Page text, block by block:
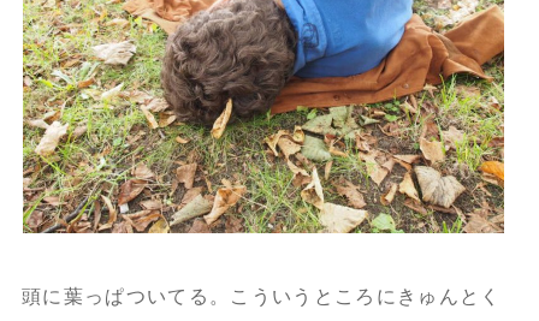
頭に葉っぱついてる。こういうところにきゅんとく